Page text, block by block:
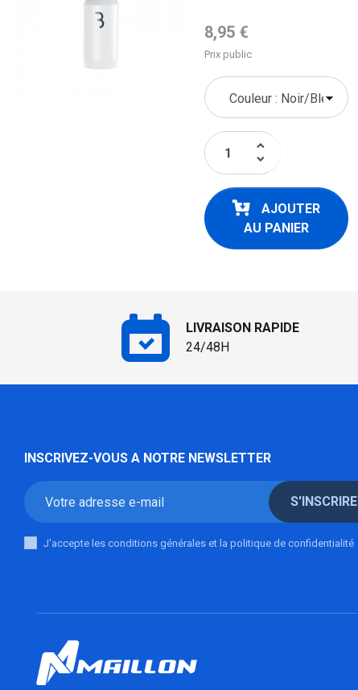
Prix de base
8,95 €
Prix public
keyboard_arrow_up
keyboard_arrow_down
AJOUTER
AU PANIER
LIVRAISON RAPIDE
24/48H
INSCRIVEZ-VOUS A NOTRE NEWSLETTER
S'INSCRIRE
J'accepte les conditions générales et la politique de confidentialité